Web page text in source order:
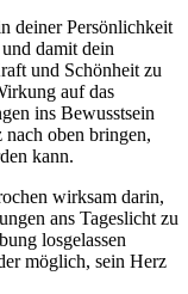
deiner Persönlichkeit
damit dein
und Schönheit zu
auf das
ins Bewusstsein
nach oben bringen,
kann.
wirksam darin,
ans Tageslicht zu
losgelassen
möglich, sein Herz